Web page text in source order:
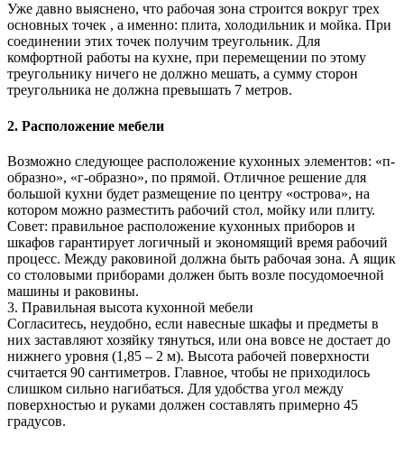
Уже давно выяснено, что рабочая зона строится вокруг трех
основных точек , а именно: плита, холодильник и мойка. При
соединении этих точек получим треугольник. Для
комфортной работы на кухне, при перемещении по этому
треугольнику ничего не должно мешать, а сумму сторон
треугольника не должна превышать 7 метров.
2. Расположение мебели
Возможно следующее расположение кухонных элементов: «п-
образно», «г-образно», по прямой. Отличное решение для
большой кухни будет размещение по центру «острова», на
котором можно разместить рабочий стол, мойку или плиту.
Совет: правильное расположение кухонных приборов и
шкафов гарантирует логичный и экономящий время рабочий
процесс. Между раковиной должна быть рабочая зона. А ящик
со столовыми приборами должен быть возле посудомоечной
машины и раковины.
3. Правильная высота кухонной мебели
Согласитесь, неудобно, если навесные шкафы и предметы в
них заставляют хозяйку тянуться, или она вовсе не достает до
нижнего уровня (1,85 – 2 м). Высота рабочей поверхности
считается 90 сантиметров. Главное, чтобы не приходилось
слишком сильно нагибаться. Для удобства угол между
поверхностью и руками должен составлять примерно 45
градусов.